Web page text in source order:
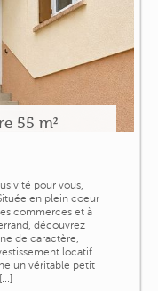
55 m²
pour vous,
en plein coeur
commerces et à
découvrez
de caractère,
locatif.
un véritable petit